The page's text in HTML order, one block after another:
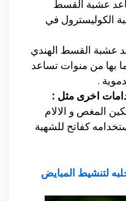
عشبة القسط
الكوليسترول في
عشبة القسط الهندي
بها من منوات تساعد
.
اخرى مثل :
المغص و الالام
كفاتح للشهية
لتنشيط المبايض